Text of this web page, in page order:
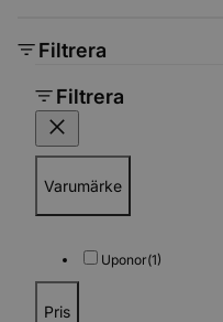
Filtrera
Filtrera
Varumärke
Uponor(1)
Pris